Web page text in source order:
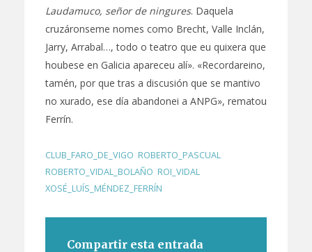
Laudamuco, señor de ningures. Daquela
cruzáronseme nomes como Brecht, Valle Inclán,
Jarry, Arrabal…, todo o teatro que eu quixera que
houbese en Galicia apareceu alí». «Recordareino,
tamén, por que tras a discusión que se mantivo
no xurado, ese día abandonei a ANPG», rematou
Ferrín.
CLUB_FARO_DE_VIGO ROBERTO_PASCUAL,
ROBERTO_VIDAL_BOLAÑO ROI_VIDAL,
XOSÉ_LUÍS_MÉNDEZ_FERRÍN
Compartir esta entrada